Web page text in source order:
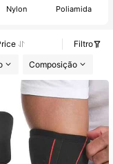
Nylon Poliamida
Filtro
Composição